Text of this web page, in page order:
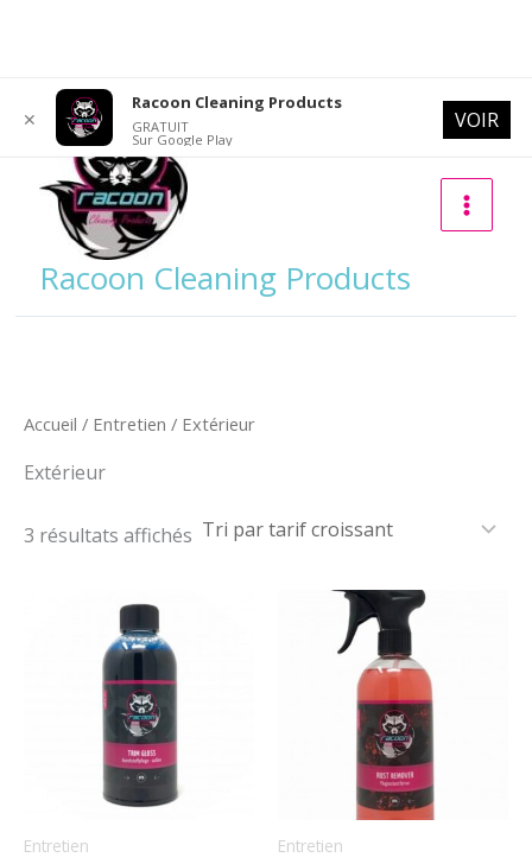
contenu
Racoon Cleaning Products
Accueil / Entretien / Extérieur
Extérieur
3 résultats affichés Trié
Entretien Entretien
✕
Racoon Cleaning Products
GRATUIT
Sur Google Play
VOIR